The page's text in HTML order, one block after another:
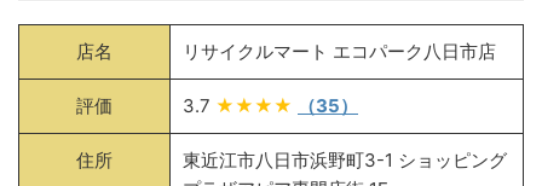
店名 リサイクルマート エコパーク八日市店
評価 3.7 ★★★★ （35）
住所
東近江市八日市浜野町3-1 ショッピング